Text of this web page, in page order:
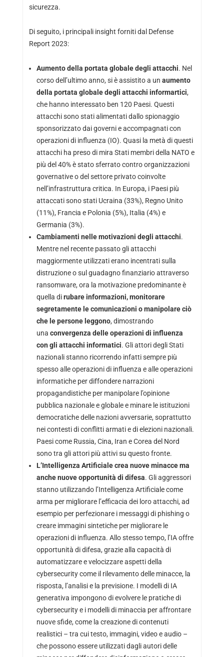
sicurezza.
Di seguito, i principali insight forniti dal Defense
Report 2023:
Aumento della portata globale degli attacchi. Nel
corso dell’ultimo anno, si è assistito a un aumento
della portata globale degli attacchi informartici,
che hanno interessato ben 120 Paesi. Questi
attacchi sono stati alimentati dallo spionaggio
sponsorizzato dai governi e accompagnati con
operazioni di influenza (IO). Quasi la metà di questi
attacchi ha preso di mira Stati membri della NATO e
più del 40% è stato sferrato contro organizzazioni
governative o del settore privato coinvolte
nell’infrastruttura critica. In Europa, i Paesi più
attaccati sono stati Ucraina (33%), Regno Unito
(11%), Francia e Polonia (5%), Italia (4%) e
Germania (3%).
Cambiamenti nelle motivazioni degli attacchi.
Mentre nel recente passato gli attacchi
maggiormente utilizzati erano incentrati sulla
distruzione o sul guadagno finanziario attraverso
ransomware, ora la motivazione predominante è
quella dirubare informazioni, monitorare
segretamente le comunicazioni o manipolare ciò
che le persone leggono, dimostrando
una convergenza delle operazioni di influenza
con gli attacchi informatici. Gli attori degli Stati
nazionali stanno ricorrendo infatti sempre più
spesso alle operazioni di influenza e alle operazioni
informatiche per diffondere narrazioni
propagandistiche per manipolare l’opinione
pubblica nazionale e globale e minare le istituzioni
democratiche delle nazioni avversarie, soprattutto
nei contesti di conflitti armati e di elezioni nazionali.
Paesi come Russia, Cina, Iran e Corea del Nord
sono tra gli attori più attivi su questo fronte.
L’Intelligenza Artificiale crea nuove minacce ma
anche nuove opportunità di difesa. Gli aggressori
stanno utilizzando l’Intelligenza Artificiale come
arma per migliorare l’efficacia dei loro attacchi, ad
esempio per perfezionare i messaggi di phishing o
creare immagini sintetiche per migliorare le
operazioni di influenza. Allo stesso tempo, l’IA offre
opportunità di difesa, grazie alla capacità di
automatizzare e velocizzare aspetti della
cybersecurity come il rilevamento delle minacce, la
risposta, l’analisi e la previsione. I modelli di IA
generativa impongono di evolvere le pratiche di
cybersecurity e i modelli di minaccia per affrontare
nuove sfide, come la creazione di contenuti
realistici – tra cui testo, immagini, video e audio –
che possono essere utilizzati dagli autori delle